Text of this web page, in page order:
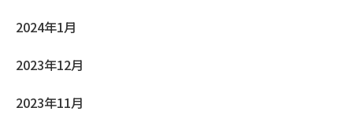
2024年1月
2023年12月
2023年11月